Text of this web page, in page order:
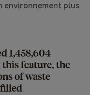
environnement plus
1,458,604
feature, the
of waste